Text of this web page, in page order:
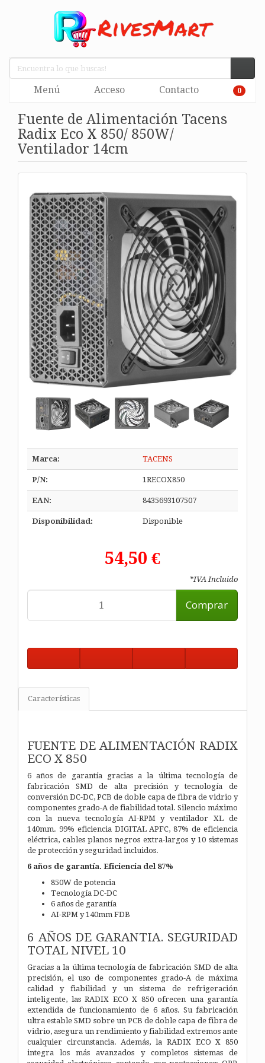
Menú Acceso Contacto 0
Fuente de Alimentación Tacens
Radix Eco X 850/ 850W/
Ventilador 14cm
Marca: TACENS
P/N: 1RECOX850
EAN: 8435693107507
Disponibilidad: Disponible
54,50 €
*IVA Incluido
Comprar
Características
FUENTE DE ALIMENTACIÓN RADIX
ECO X 850
6 años de garantía gracias a la última tecnología de
fabricación SMD de alta precisión y tecnología de
conversión DC-DC, PCB de doble capa de fibra de vidrio y
componentes grado-A de fiabilidad total. Silencio máximo
con la nueva tecnología AI-RPM y ventilador XL de
140mm. 99% eficiencia DIGITAL APFC, 87% de eficiencia
eléctrica, cables planos negros extra-largos y 10 sistemas
de protección y seguridad incluidos.
6 años de garantía. Eficiencia del 87%
850W de potencia
Tecnología DC-DC
6 años de garantía
AI-RPM y 140mm FDB
6 AÑOS DE GARANTIA. SEGURIDAD
TOTAL NIVEL 10
Gracias a la última tecnología de fabricación SMD de alta
precisión, el uso de componentes grado-A de máxima
calidad y fiabilidad y un sistema de refrigeración
inteligente, las RADIX ECO X 850 ofrecen una garantía
extendida de funcionamiento de 6 años. Su fabricación
ultra estable SMD sobre un PCB de doble capa de fibra de
vidrio, asegura un rendimiento y fiabilidad extremos ante
cualquier circunstancia. Además, la RADIX ECO X 850
integra los más avanzados y completos sistemas de